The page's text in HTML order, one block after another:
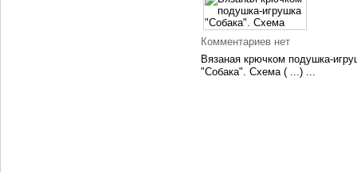
Комментариев нет
Вязаная крючком подушка-
"Собака". Схема ( ...) ...